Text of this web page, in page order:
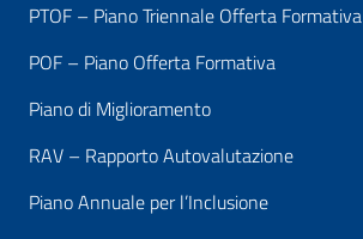
PTOF – Piano Triennale Offerta Formativa
POF – Piano Offerta Formativa
Piano di Miglioramento
RAV – Rapporto Autovalutazione
Piano Annuale per l’Inclusione